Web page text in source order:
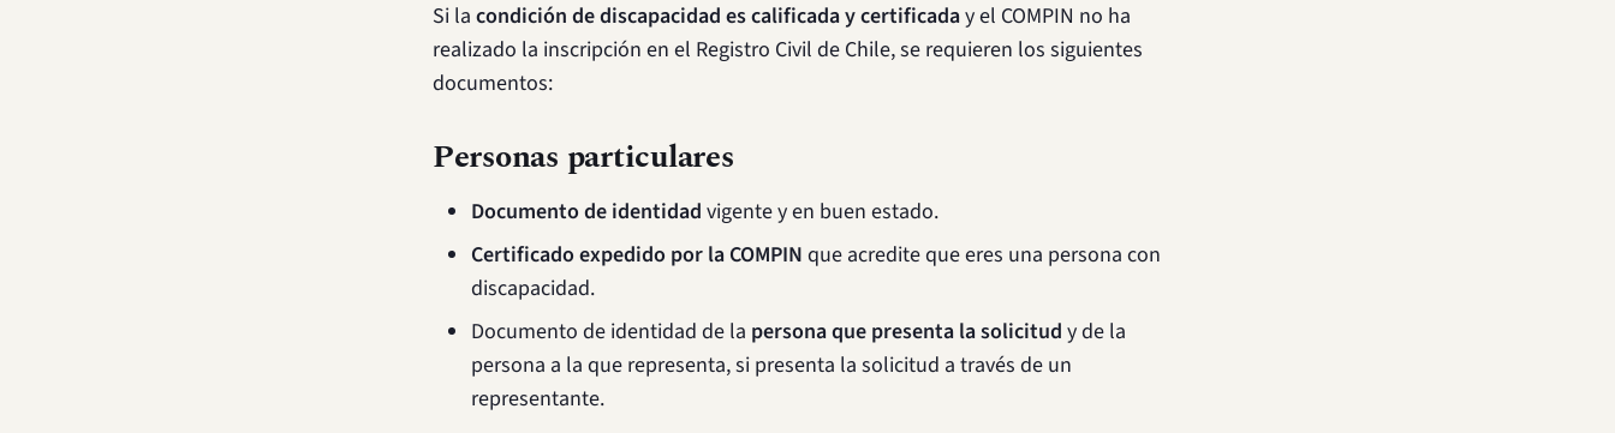
Si la condición de discapacidad es calificada y certificaday el COMPIN no ha
realizado la inscripción en el Registro Civil de Chile, se requieren los siguientes
documentos:
Personas particulares
Documento de identidad vigente y en buen estado.
Certificado expedido por la COMPIN que acredite que eres una persona con
discapacidad.
Documento de identidad de la persona que presenta la solicitud y de la
persona a la que representa, si presenta la solicitud a través de un
representante.